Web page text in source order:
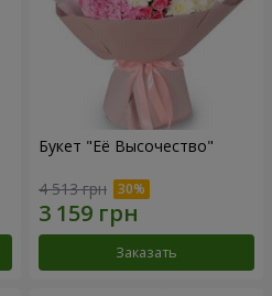
Букет "Её Высочество"
4 513 грн
Заказать